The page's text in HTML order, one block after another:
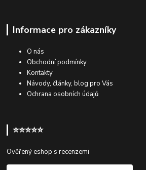
Informace pro zákazníky
O nás
Obchodní podmínky
Kontakty
Návody, články, blog pro Vás
Ochrana osobních údajů
⭐⭐⭐⭐⭐
Ověřený eshop s recenzemi